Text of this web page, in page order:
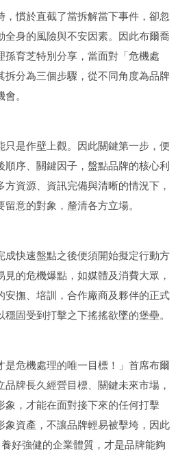
，慣於直截了當拆解當下事件，卻忽
全身的風險與不安因素。因此布爾喬
孫育芝特別分享，當面對「危機處
拆分為三個步驟，從不同角度為品牌
。
只是作壁上觀。因此關鍵第一步，便
順序、關鍵因子，盤點品牌的核心利
資源、資訊完備與清晰的情況下，
意的對象，釐清各方立場。
成快速盤點之後便須開始擬定行動方
的危機爆點，如媒體及消費大眾，
安撫、培訓，合作廠商及夥伴的正式
固受到打擊之下搖搖欲墜的堡壘。
是危機處理的唯一目標！」首席布爾
牌長久經營目標、關鍵未來市場，
象，才能在面對接下來的任何打擊
象資產，不讓品牌輕易被擊垮，因此
好強健的企業體質，才是品牌能夠